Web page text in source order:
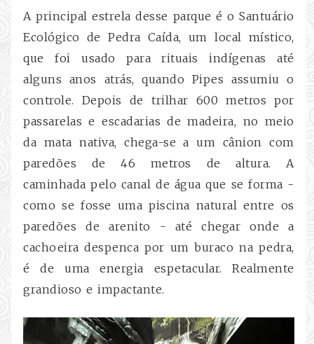
A principal estrela desse parque é o Santuário
Ecológico de Pedra Caída, um local místico,
que foi usado para rituais indígenas até
alguns anos atrás, quando Pipes assumiu o
controle. Depois de trilhar 600 metros por
passarelas e escadarias de madeira, no meio
da mata nativa, chega-se a um cânion com
paredões de 46 metros de altura. A
caminhada pelo canal de água que se forma -
como se fosse uma piscina natural entre os
paredões de arenito - até chegar onde a
cachoeira despenca por um buraco na pedra,
é de uma energia espetacular. Realmente
grandioso e impactante.